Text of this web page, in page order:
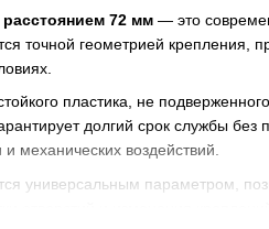
72 мм — это
точной геометрией
пластика, не
долгий срок службы без
механических воздействий.
универсальным параметром,